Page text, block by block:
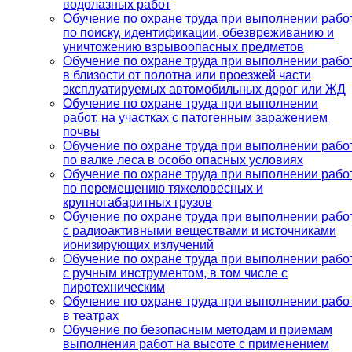
водолазных работ
Обучение по охране труда при выполнении
по поиску, идентификации, обезвреживанию и
уничтожению взрывоопасных предметов
Обучение по охране труда при выполнении
в близости от полотна или проезжей части
эксплуатируемых автомобильных дорог или ЖД
Обучение по охране труда при выполнении
работ, на участках с патогенным заражением
почвы
Обучение по охране труда при выполнении
по валке леса в особо опасных условиях
Обучение по охране труда при выполнении
по перемещению тяжеловесных и
крупногабаритных грузов
Обучение по охране труда при выполнении
с радиоактивными веществами и источниками
ионизирующих излучений
Обучение по охране труда при выполнении
с ручным инструментом, в том числе с
пиротехническим
Обучение по охране труда при выполнении
в театрах
Обучение по безопасным методам и приемам
выполнения работ на высоте с применением